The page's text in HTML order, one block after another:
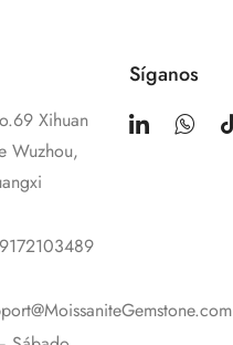
Xihuan
Wuzhou,
Síganos